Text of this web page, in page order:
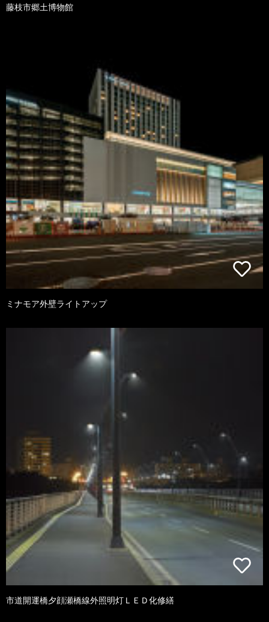
藤枝市郷土博物館
ミナモア外壁ライトアップ
市道開運橋夕顔瀬橋線外照明灯ＬＥＤ化修繕